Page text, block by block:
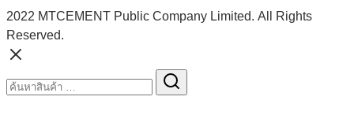
2022 MTCEMENT Public Company Limited. All Rights
Reserved.